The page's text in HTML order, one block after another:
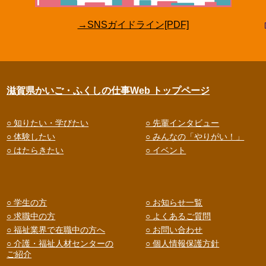
→SNSガイドライン[PDF]
滋賀県かいご・ふくしの仕事Web トップページ
○ 知りたい・学びたい
○ 体験したい
○ はたらきたい
○ 先輩インタビュー
○ みんなの「やりがい！」
○ イベント
○ 学生の方
○ 求職中の方
○ 福祉業界で在職中の方へ
○ 介護・福祉人材センターの
ご紹介
○ お知らせ一覧
○ よくあるご質問
○ お問い合わせ
○ 個人情報保護方針